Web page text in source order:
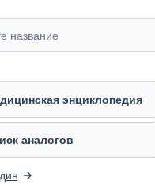
энциклопедия
аналогов